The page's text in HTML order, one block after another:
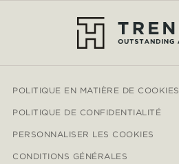
POLITIQUE EN MATIÈRE DE COOKIES
POLITIQUE DE CONFIDENTIALITÉ
PERSONNALISER LES COOKIES
CONDITIONS GÉNÉRALES